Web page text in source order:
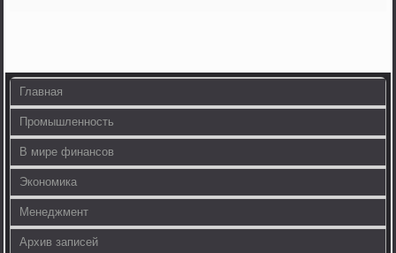
Главная
Промышленность
В мире финансов
Экономика
Менеджмент
Архив записей